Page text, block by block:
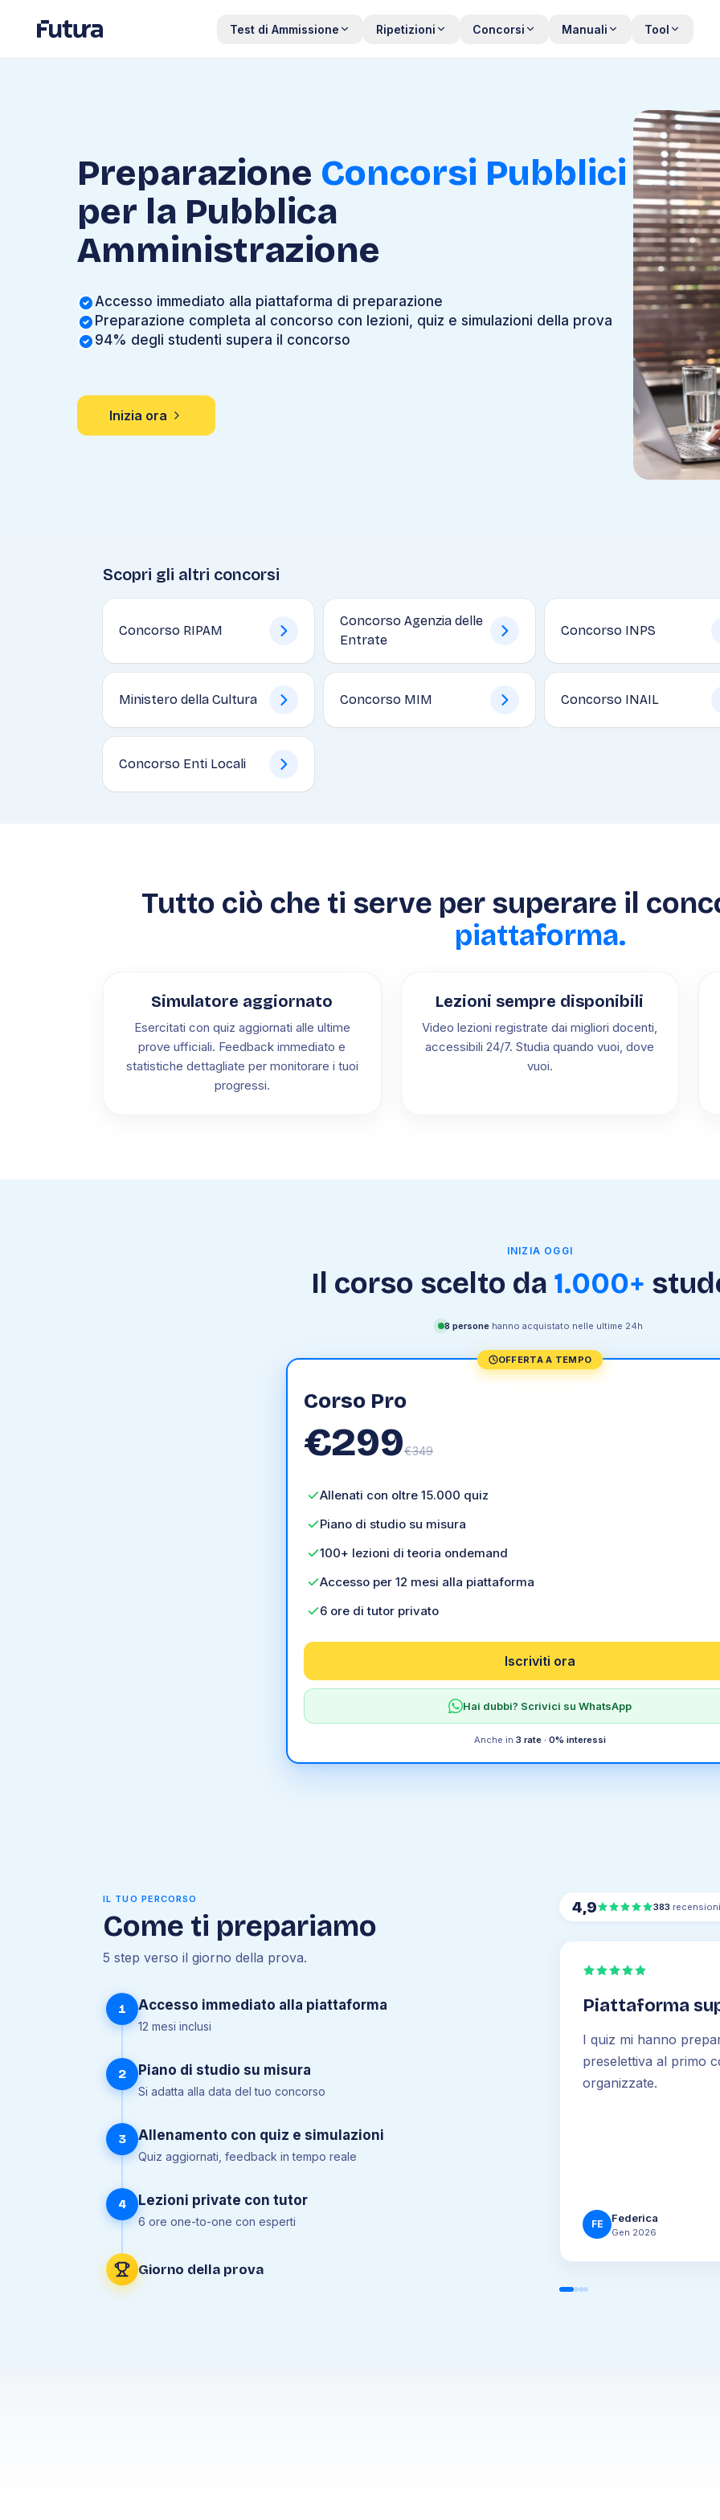
Test di Ammissione Ripetizioni Concorsi Manuali Tool
Preparazione Concorsi Pubblici
per la Pubblica
Amministrazione
Accesso immediato alla piattaforma di preparazione
Preparazione completa al concorso con lezioni, quiz e simulazioni della prova
94% degli studenti supera il concorso
Inizia ora
Scopri gli altri concorsi
Concorso RIPAM
Concorso Agenzia delle
Entrate
Concorso INPS
Ministero della Cultura Concorso MIM Concorso INAIL
Concorso Enti Locali
Tutto ciò che ti serve per superare il
piattaforma.
Simulatore aggiornato
Esercitati con quiz aggiornati alle ultime
prove ufficiali. Feedback immediato e
statistiche dettagliate per monitorare i tuoi
progressi.
Lezioni sempre disponibili
Video lezioni registrate dai migliori docenti,
accessibili 24/7. Studia quando vuoi, dove
vuoi.
INIZIA OGGI
Il corso scelto da 1.000+
8 personehanno acquistato nelle ultime 24h
OFFERTA A TEMPO
Corso Pro
€299€349
Allenati con oltre 15.000 quiz
Piano di studio su misura
100+ lezioni di teoria ondemand
Accesso per 12 mesi alla piattaforma
6 ore di tutor privato
Iscriviti ora
Hai dubbi? Scrivici su WhatsApp
Anche in 3 rate · 0% interessi
IL TUO PERCORSO
Come ti prepariamo
5 step verso il giorno della prova.
1 Accesso immediato alla piattaforma
12 mesi inclusi
2 Piano di studio su misura
Si adatta alla data del tuo concorso
3 Allenamento con quiz e simulazioni
Quiz aggiornati, feedback in tempo reale
4 Lezioni private con tutor
6 ore one-to-one con esperti
Giorno della prova
4,9 383 recensioni
Piattaforma
I quiz mi hanno
preselettiva al primo
organizzate.
FE Federica
Gen 2026